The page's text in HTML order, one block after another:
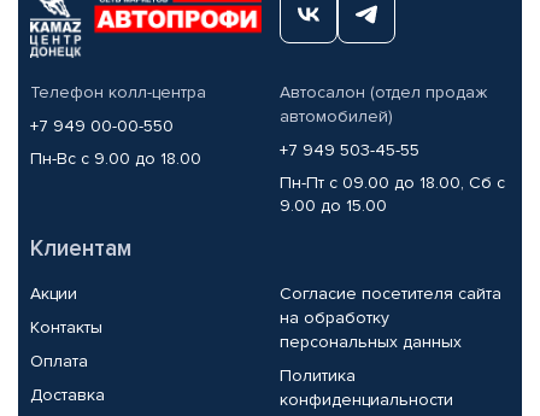
Телефон колл-центра
+7 949 00-00-550
Пн-Вс с 9.00 до 18.00
Автосалон (отдел продаж
автомобилей)
+7 949 503-45-55
Пн-Пт с 09.00 до 18.00, Сб с
9.00 до 15.00
Клиентам
Акции
Контакты
Оплата
Доставка
Согласие посетителя сайта
на обработку
персональных данных
Политика
конфиденциальности